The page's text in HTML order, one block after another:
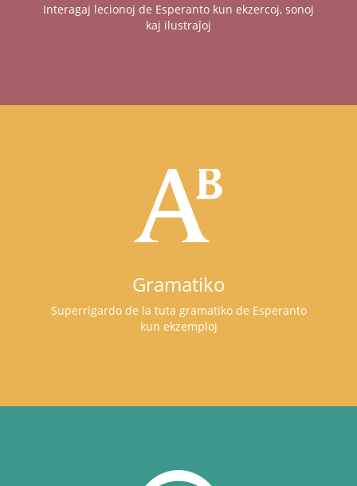
Interagaj lecionoj de Esperanto kun ekzercoj, sonoj
kaj ilustraĵoj
Gramatiko
Superrigardo de la tuta gramatiko de Esperanto
kun ekzemploj